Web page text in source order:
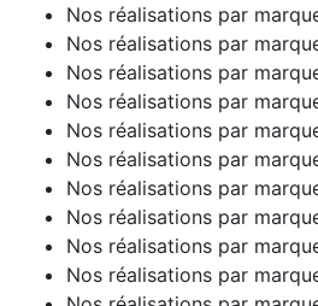
Nos réalisations par
Nos réalisations par
Nos réalisations par
Nos réalisations par
Nos réalisations par
Nos réalisations par
Nos réalisations par
Nos réalisations par
Nos réalisations par
Nos réalisations par